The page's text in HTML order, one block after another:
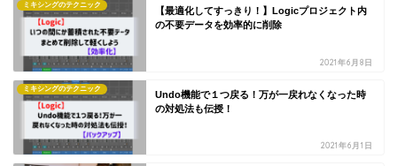
ミキシングのテクニック
【最適化してすっきり！】Logicプロジェクト内
の不要データを効率的に削除
2021年6月8日
ミキシングのテクニック
Undo機能で１つ戻る！万が一戻れなくなった時
の対処法も伝授！
2021年6月1日